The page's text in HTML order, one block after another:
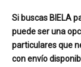
Si buscas BIELA
puede ser una
particulares que
con envío